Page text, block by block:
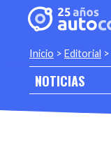
Inicio > Editorial >
NOTICIAS